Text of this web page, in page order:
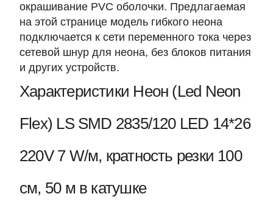
окрашивание PVC оболочки. Предлагаемая
на этой странице модель гибкого неона
подключается к сети переменного тока через
сетевой шнур для неона, без блоков питания
и других устройств.
Характеристики Неон (Led Neon
Flex) LS SMD 2835/120 LED 14*26
220V 7 W/м, кратность резки 100
см, 50 м в катушке